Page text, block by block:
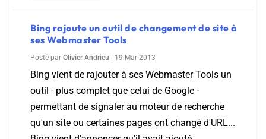
Bing rajoute un outil de changement de site à
ses Webmaster Tools
Posté par Olivier Andrieu 19 Mar 2013
Bing vient de rajouter à ses Webmaster Tools un
outil - plus complet que celui de Google -
permettant de signaler au moteur de recherche
qu'un site ou certaines pages ont changé d'URL...